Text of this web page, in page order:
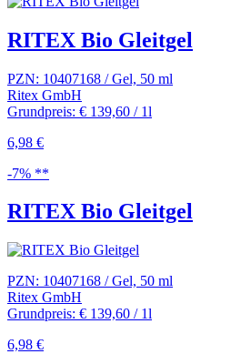
RITEX Bio Gleitgel
PZN: 10407168 / Gel, 50 ml
Ritex GmbH
Grundpreis: € 139,60 / 1l
6,98 €
-7% **
RITEX Bio Gleitgel
PZN: 10407168 / Gel, 50 ml
Ritex GmbH
Grundpreis: € 139,60 / 1l
6,98 €